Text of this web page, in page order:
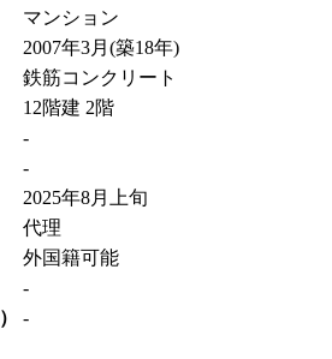
マンション
2007年3月(築18年)
鉄筋コンクリート
12階建 2階
-
-
2025年8月上旬
代理
外国籍可能
-
） -